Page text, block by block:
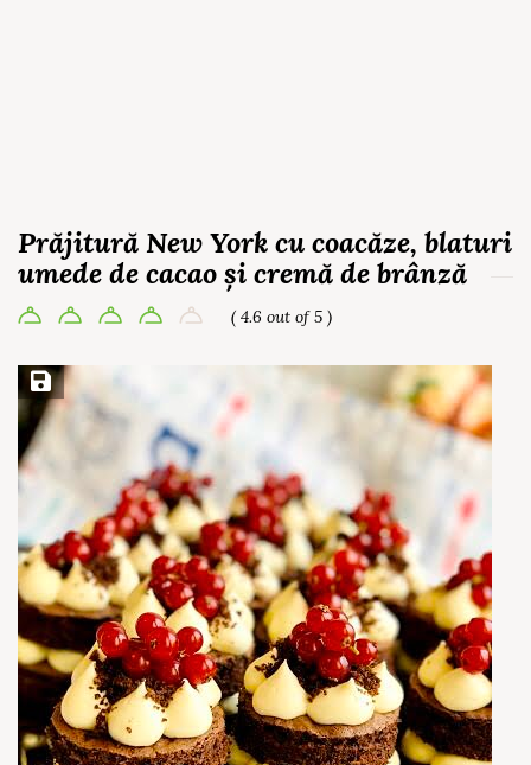
Prăjitură New York cu coacăze, blaturi
umede de cacao și cremă de brânză
( 4.6 out of 5 )
Save Recipe